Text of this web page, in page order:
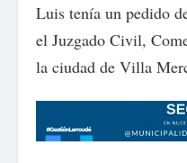
Luis tenía un pedido
el Juzgado Civil,
la ciudad de Villa